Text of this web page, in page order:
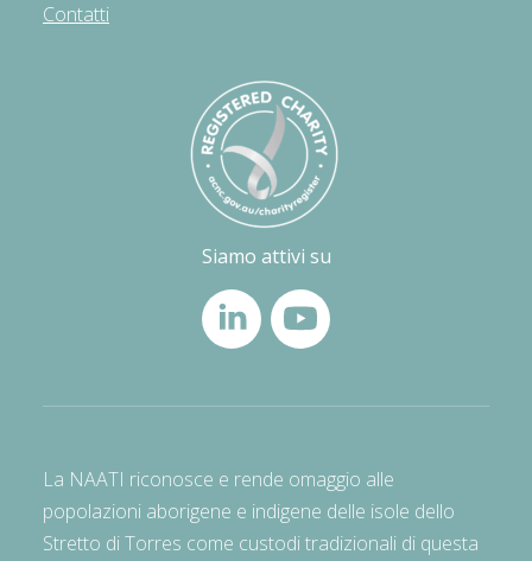
Contatti
Siamo attivi su
La NAATI riconosce e rende omaggio alle
popolazioni aborigene e indigene delle isole dello
Stretto di Torres come custodi tradizionali di questa